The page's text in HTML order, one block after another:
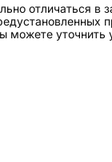
отличаться в
можете